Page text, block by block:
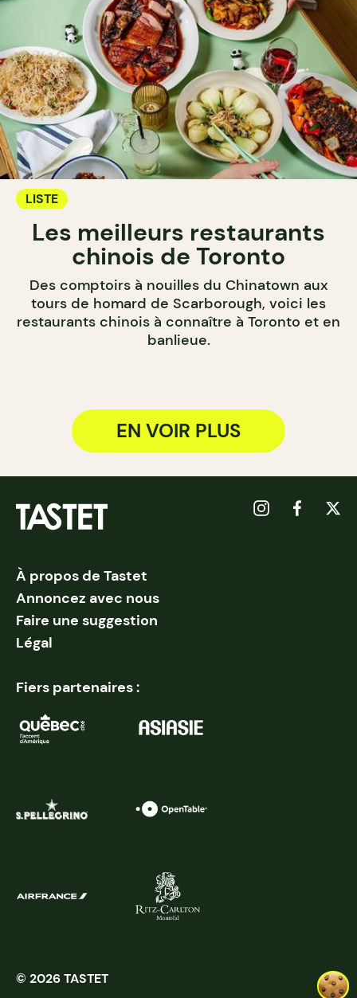
LISTE
Les meilleurs restaurants
chinois de Toronto
Des comptoirs à nouilles du Chinatown aux
tours de homard de Scarborough, voici les
restaurants chinois à connaître à Toronto et en
banlieue.
EN VOIR PLUS
À propos de Tastet
Annoncez avec nous
Faire une suggestion
Légal
Fiers partenaires :
© 2026 TASTET